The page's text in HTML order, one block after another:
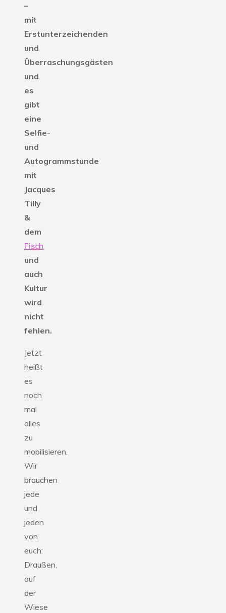
–
mit
Erstunterzeichenden
und
Überraschungsgästen
und
es
gibt
eine
Selfie-
und
Autogrammstunde
mit
Jacques
Tilly
&
dem
Fisch
und
auch
Kultur
wird
nicht
fehlen.
Jetzt
heißt
es
noch
mal
alles
zu
mobilisieren.
Wir
brauchen
jede
und
jeden
von
euch:
Draußen,
auf
der
Wiese